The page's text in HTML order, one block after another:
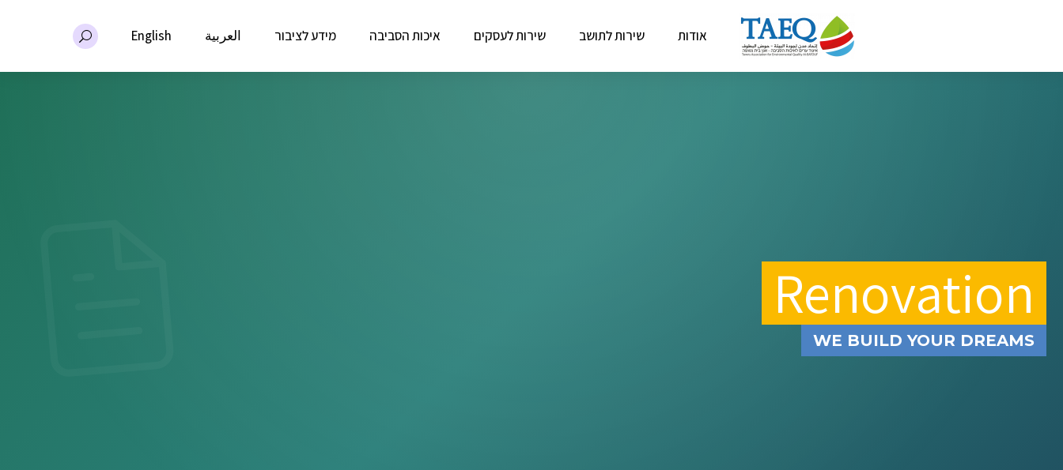
אודות שירות לתושב שירות לעסקים איכות הסביבה מידע לציבור العربية English
Renovation
WE BUILD YOUR DREAMS